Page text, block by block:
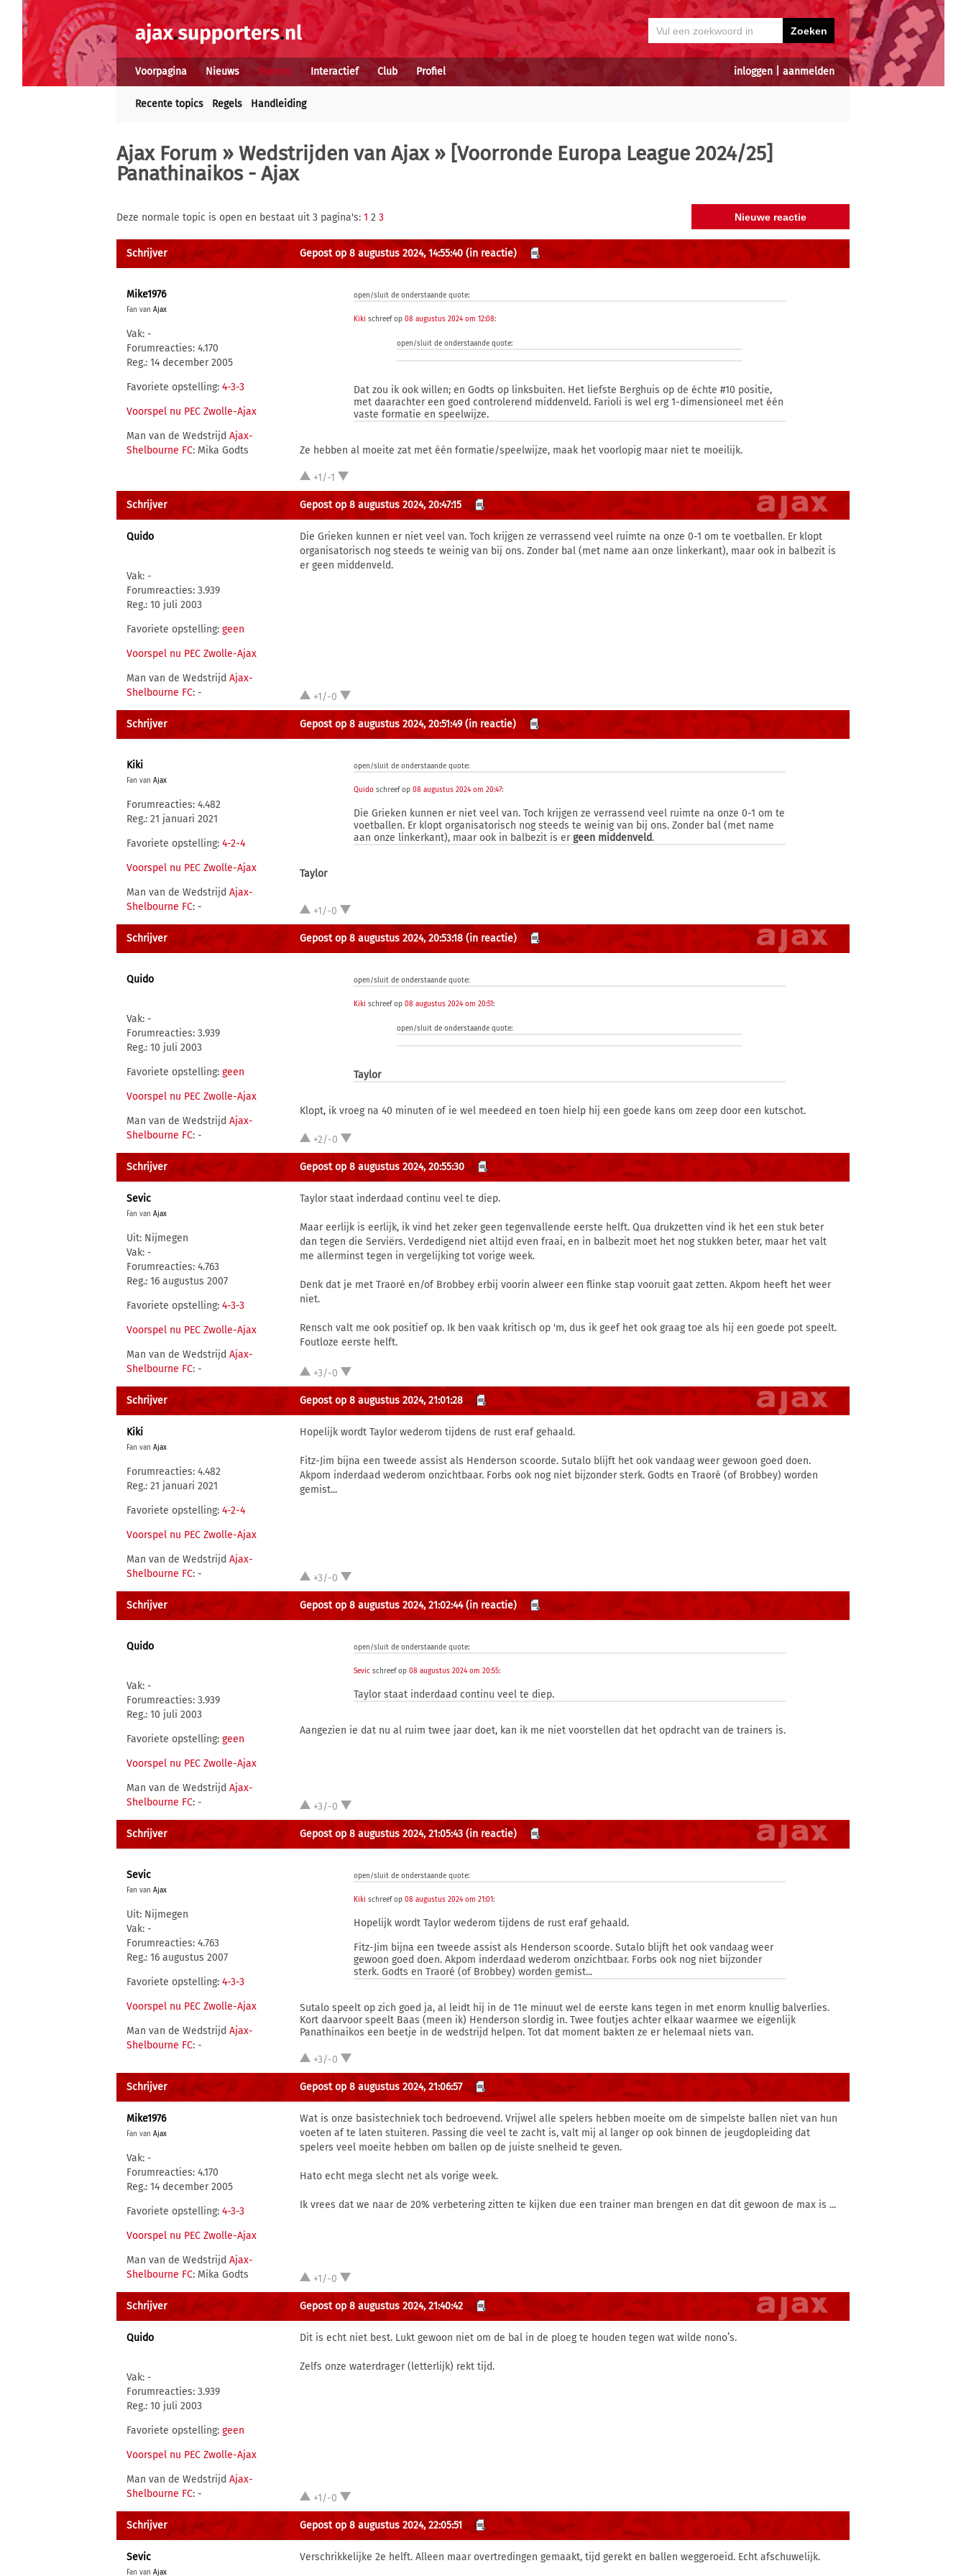
inloggen aanmelden
Voorpagina Nieuws Forums Interactief Club Profiel
Recente topics Regels Handleiding
Ajax Forum » Wedstrijden van Ajax» [Voorronde Europa League 2024/25]
Panathinaikos - Ajax
Deze normale topic is open en bestaat uit 3 pagina's: 1 2 3
Schrijver Gepost op 8 augustus 2024, 14:55:40 (in reactie)
Mike1976
Fan van Ajax
Vak: -
Forumreacties: 4.170
Reg.: 14 december 2005
Favoriete opstelling: 4-3-3
Voorspel nu PEC Zwolle-Ajax
Man van de Wedstrijd Ajax-
Shelbourne FC: Mika Godts
open/sluit de onderstaande quote:
Kiki schreef op08 augustus 2024 om 12:08:
open/sluit de onderstaande quote:
Dat zou ik ook willen; en Godts op linksbuiten. Het liefste Berghuis op de échte #10 positie,
met daarachter een goed controlerend middenveld. Farioli is wel erg 1-dimensioneel met één
vaste formatie en speelwijze.
Ze hebben al moeite zat met één formatie/speelwijze, maak het voorlopig maar niet te moeilijk.
+1/-1
Schrijver Gepost op 8 augustus 2024, 20:47:15
Quido
Vak: -
Forumreacties: 3.939
Reg.: 10 juli 2003
Favoriete opstelling: geen
Voorspel nu PEC Zwolle-Ajax
Man van de Wedstrijd Ajax-
Shelbourne FC: -
Die Grieken kunnen er niet veel van. Toch krijgen ze verrassend veel ruimte na onze 0-1 om te voetballen. Er klopt
organisatorisch nog steeds te weinig van bij ons. Zonder bal (met name aan onze linkerkant), maar ook in balbezit is
er geen middenveld.
+1/-0
Schrijver Gepost op 8 augustus 2024, 20:51:49 (in reactie)
Kiki
Fan van Ajax
Forumreacties: 4.482
Reg.: 21 januari 2021
Favoriete opstelling: 4-2-4
Voorspel nu PEC Zwolle-Ajax
Man van de Wedstrijd Ajax-
Shelbourne FC: -
open/sluit de onderstaande quote:
Quido schreef op08 augustus 2024 om 20:47:
Die Grieken kunnen er niet veel van. Toch krijgen ze verrassend veel ruimte na onze 0-1 om te
voetballen. Er klopt organisatorisch nog steeds te weinig van bij ons. Zonder bal (met name
aan onze linkerkant), maar ook in balbezit is ergeen middenveld.
Taylor
+1/-0
Schrijver Gepost op 8 augustus 2024, 20:53:18 (in reactie)
Quido
Vak: -
Forumreacties: 3.939
Reg.: 10 juli 2003
Favoriete opstelling: geen
Voorspel nu PEC Zwolle-Ajax
Man van de Wedstrijd Ajax-
Shelbourne FC: -
open/sluit de onderstaande quote:
Kiki schreef op08 augustus 2024 om 20:51:
open/sluit de onderstaande quote:
Taylor
Klopt, ik vroeg na 40 minuten of ie wel meedeed en toen hielp hij een goede kans om zeep door een kutschot.
+2/-0
Schrijver Gepost op 8 augustus 2024, 20:55:30
Sevic
Fan van Ajax
Uit: Nijmegen
Vak: -
Forumreacties: 4.763
Reg.: 16 augustus 2007
Favoriete opstelling: 4-3-3
Voorspel nu PEC Zwolle-Ajax
Man van de Wedstrijd Ajax-
Shelbourne FC: -
Taylor staat inderdaad continu veel te diep.
Maar eerlijk is eerlijk, ik vind het zeker geen tegenvallende eerste helft. Qua drukzetten vind ik het een stuk beter
dan tegen die Serviërs. Verdedigend niet altijd even fraai, en in balbezit moet het nog stukken beter, maar het valt
me allerminst tegen in vergelijking tot vorige week.
Denk dat je met Traoré en/of Brobbey erbij voorin alweer een flinke stap vooruit gaat zetten. Akpom heeft het weer
niet.
Rensch valt me ook positief op. Ik ben vaak kritisch op 'm, dus ik geef het ook graag toe als hij een goede pot speelt.
Foutloze eerste helft.
+3/-0
Schrijver Gepost op 8 augustus 2024, 21:01:28
Kiki
Fan van Ajax
Forumreacties: 4.482
Reg.: 21 januari 2021
Favoriete opstelling: 4-2-4
Voorspel nu PEC Zwolle-Ajax
Man van de Wedstrijd Ajax-
Shelbourne FC: -
Hopelijk wordt Taylor wederom tijdens de rust eraf gehaald.
Fitz-Jim bijna een tweede assist als Henderson scoorde. Sutalo blijft het ook vandaag weer gewoon goed doen.
Akpom inderdaad wederom onzichtbaar. Forbs ook nog niet bijzonder sterk. Godts en Traoré (of Brobbey) worden
gemist...
+3/-0
Schrijver Gepost op 8 augustus 2024, 21:02:44 (in reactie)
Quido
Vak: -
Forumreacties: 3.939
Reg.: 10 juli 2003
Favoriete opstelling: geen
Voorspel nu PEC Zwolle-Ajax
Man van de Wedstrijd Ajax-
Shelbourne FC: -
open/sluit de onderstaande quote:
Sevic schreef op08 augustus 2024 om 20:55:
Taylor staat inderdaad continu veel te diep.
Aangezien ie dat nu al ruim twee jaar doet, kan ik me niet voorstellen dat het opdracht van de trainers is.
+3/-0
Schrijver Gepost op 8 augustus 2024, 21:05:43 (in reactie)
Sevic
Fan van Ajax
Uit: Nijmegen
Vak: -
Forumreacties: 4.763
Reg.: 16 augustus 2007
Favoriete opstelling: 4-3-3
Voorspel nu PEC Zwolle-Ajax
Man van de Wedstrijd Ajax-
Shelbourne FC: -
open/sluit de onderstaande quote:
Kiki schreef op08 augustus 2024 om 21:01:
Hopelijk wordt Taylor wederom tijdens de rust eraf gehaald.
Fitz-Jim bijna een tweede assist als Henderson scoorde. Sutalo blijft het ook vandaag weer
gewoon goed doen. Akpom inderdaad wederom onzichtbaar. Forbs ook nog niet bijzonder
sterk. Godts en Traoré (of Brobbey) worden gemist...
Sutalo speelt op zich goed ja, al leidt hij in de 11e minuut wel de eerste kans tegen in met enorm knullig balverlies.
Kort daarvoor speelt Baas (meen ik) Henderson slordig in. Twee foutjes achter elkaar waarmee we eigenlijk
Panathinaikos een beetje in de wedstrijd helpen. Tot dat moment bakten ze er helemaal niets van.
+3/-0
Schrijver Gepost op 8 augustus 2024, 21:06:57
Mike1976
Fan van Ajax
Vak: -
Forumreacties: 4.170
Reg.: 14 december 2005
Favoriete opstelling: 4-3-3
Voorspel nu PEC Zwolle-Ajax
Man van de Wedstrijd Ajax-
Shelbourne FC: Mika Godts
Wat is onze basistechniek toch bedroevend. Vrijwel alle spelers hebben moeite om de simpelste ballen niet van hun
voeten af te laten stuiteren. Passing die veel te zacht is, valt mij al langer op ook binnen de jeugdopleiding dat
spelers veel moeite hebben om ballen op de juiste snelheid te geven.
Hato echt mega slecht net als vorige week.
Ik vrees dat we naar de 20% verbetering zitten te kijken due een trainer man brengen en dat dit gewoon de max is ...
+1/-0
Schrijver Gepost op 8 augustus 2024, 21:40:42
Quido
Vak: -
Forumreacties: 3.939
Reg.: 10 juli 2003
Favoriete opstelling: geen
Voorspel nu PEC Zwolle-Ajax
Man van de Wedstrijd Ajax-
Shelbourne FC: -
Dit is echt niet best. Lukt gewoon niet om de bal in de ploeg te houden tegen wat wilde nono’s.
Zelfs onze waterdrager (letterlijk) rekt tijd.
+1/-0
Schrijver Gepost op 8 augustus 2024, 22:05:51
Sevic
Fan van Ajax
Verschrikkelijke 2e helft. Alleen maar overtredingen gemaakt, tijd gerekt en ballen weggeroeid. Echt afschuwelijk.